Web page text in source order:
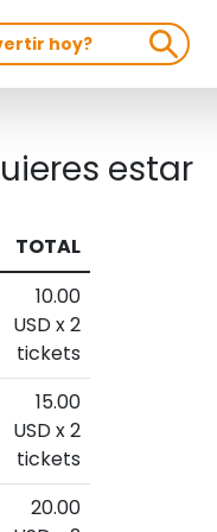
estar
TOTAL
10.00
USD x 2
tickets
15.00
USD x 2
tickets
20.00